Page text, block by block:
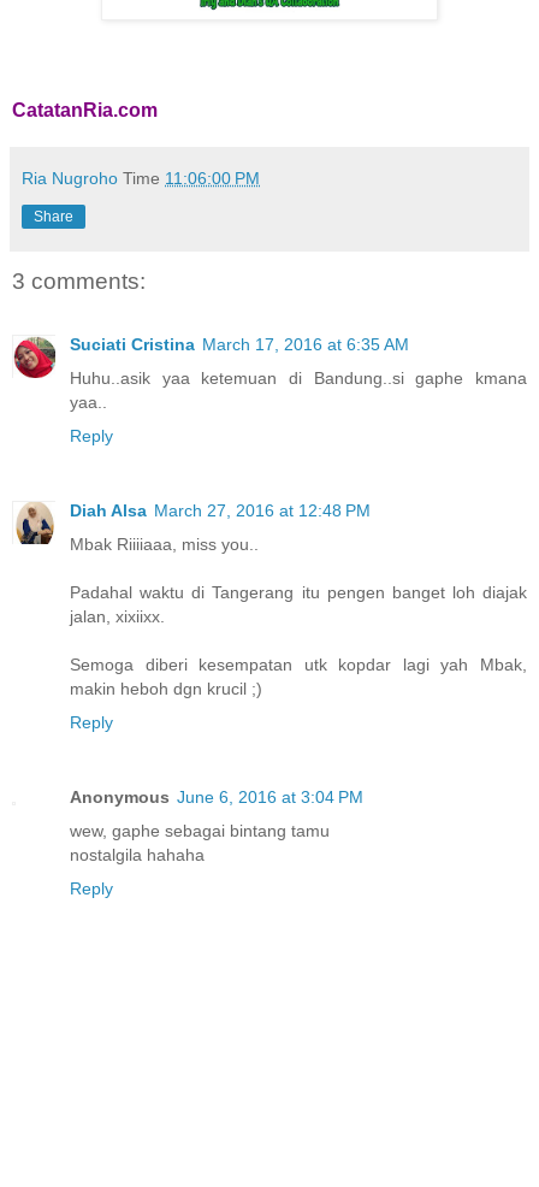
CatatanRia.com
Ria Nugroho Time 11:06:00 PM
Share
3 comments:
Suciati Cristina March 17, 2016 at 6:35 AM
Huhu..asik yaa ketemuan di Bandung..si gaphe kmana
yaa..
Reply
Diah Alsa March 27, 2016 at 12:48 PM
Mbak Riiiiaaa, miss you..
Padahal waktu di Tangerang itu pengen banget loh diajak
jalan, xixiixx.
Semoga diberi kesempatan utk kopdar lagi yah Mbak,
makin heboh dgn krucil ;)
Reply
Anonymous June 6, 2016 at 3:04 PM
wew, gaphe sebagai bintang tamu
nostalgila hahaha
Reply